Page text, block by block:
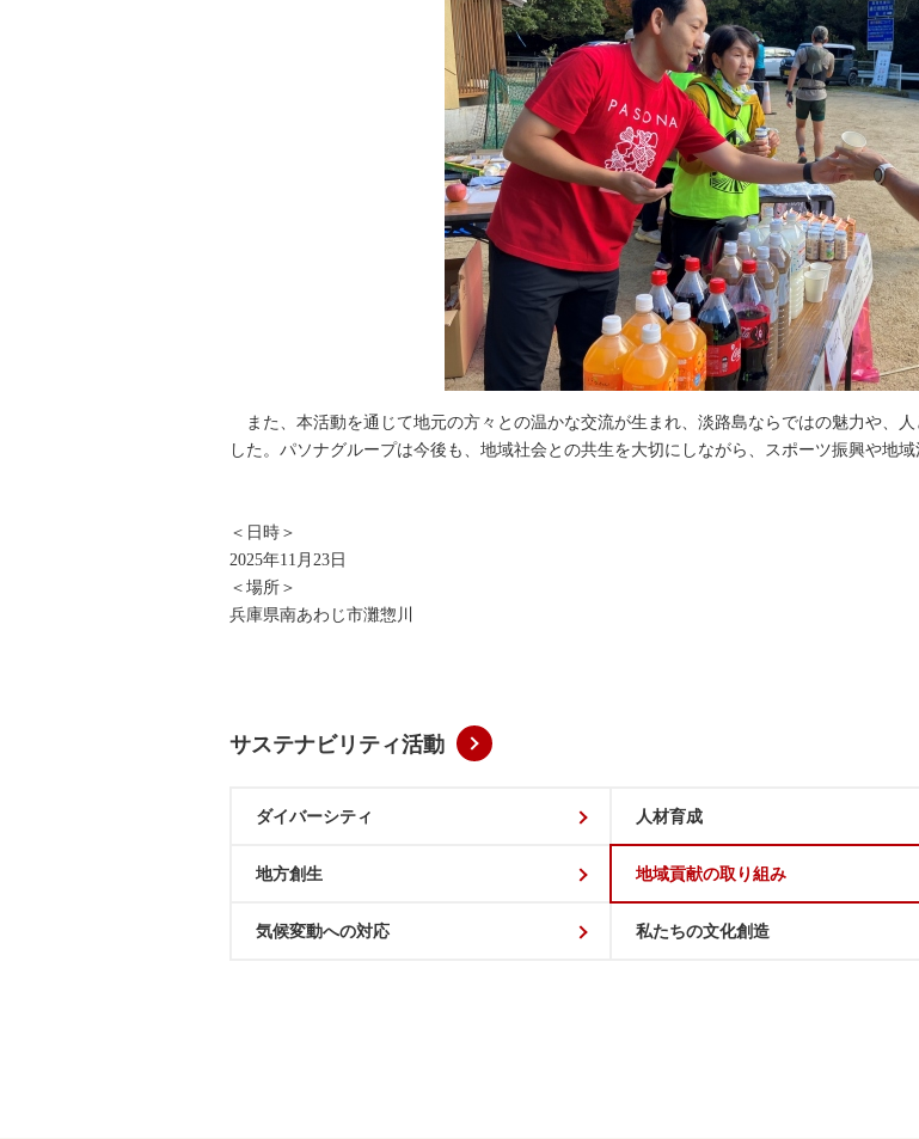
また、本活動を通じて地元の方々との温かな交流が生まれ、淡路島ならではの魅力や、
した。パソナグループは今後も、地域社会との共生を大切にしながら、スポーツ振興や地
＜日時＞
2025年11月23日
＜場所＞
兵庫県南あわじ市灘惣川
サステナビリティ活動
ダイバーシティ 人材育成
地方創生 地域貢献の取り組み
気候変動への対応 私たちの文化創造